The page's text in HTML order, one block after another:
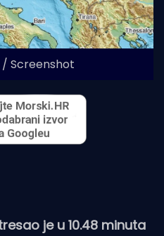
/ Screenshot
je u 10.48 minuta